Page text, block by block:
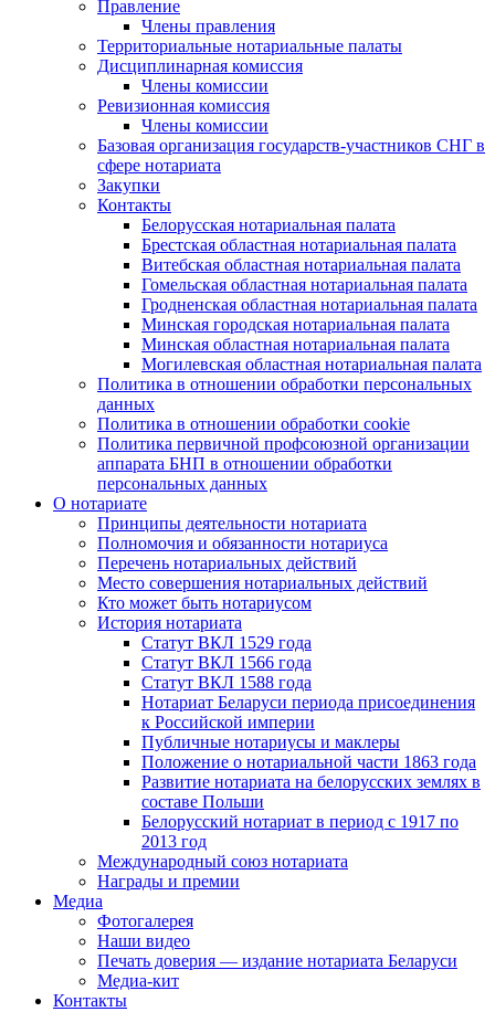
Правление
Члены правления
Территориальные нотариальные палаты
Дисциплинарная комиссия
Члены комиссии
Ревизионная комиссия
Члены комиссии
Базовая организация государств-участников СНГ в
сфере нотариата
Закупки
Контакты
Белорусская нотариальная палата
Брестская областная нотариальная палата
Витебская областная нотариальная палата
Гомельская областная нотариальная палата
Гродненская областная нотариальная палата
Минская городская нотариальная палата
Минская областная нотариальная палата
Могилевская областная нотариальная палата
Политика в отношении обработки персональных
данных
Политика в отношении обработки cookie
Политика первичной профсоюзной организации
аппарата БНП в отношении обработки
персональных данных
О нотариате
Принципы деятельности нотариата
Полномочия и обязанности нотариуса
Перечень нотариальных действий
Место совершения нотариальных действий
Кто может быть нотариусом
История нотариата
Статут ВКЛ 1529 года
Статут ВКЛ 1566 года
Статут ВКЛ 1588 года
Нотариат Беларуси периода присоединения
к Российской империи
Публичные нотариусы и маклеры
Положение о нотариальной части 1863 года
Развитие нотариата на белорусских землях в
составе Польши
Белорусский нотариат в период с 1917 по
2013 год
Международный союз нотариата
Награды и премии
Медиа
Фотогалерея
Наши видео
Печать доверия — издание нотариата Беларуси
Медиа-кит
Контакты